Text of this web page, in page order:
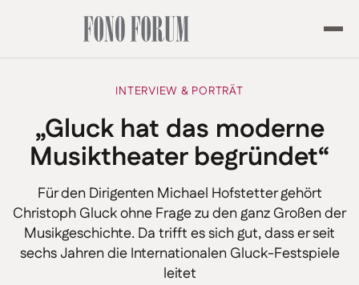
INTERVIEW & PORTRÄT
„Gluck hat das moderne
Musiktheater begründet“
Für den Dirigenten Michael Hofstetter gehört
Christoph Gluck ohne Frage zu den ganz Großen der
Musikgeschichte. Da trifft es sich gut, dass er seit
sechs Jahren die Internationalen Gluck-Festspiele
leitet